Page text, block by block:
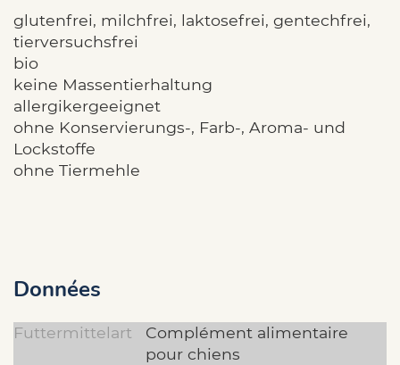
glutenfrei, milchfrei, laktosefrei, gentechfrei,
tierversuchsfrei
bio
keine Massentierhaltung
allergikergeeignet
ohne Konservierungs-, Farb-, Aroma- und
Lockstoffe
ohne Tiermehle
Données
Futtermittelart
Complément alimentaire
pour chiens